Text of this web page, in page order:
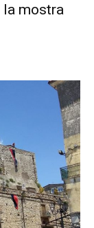
la mostra